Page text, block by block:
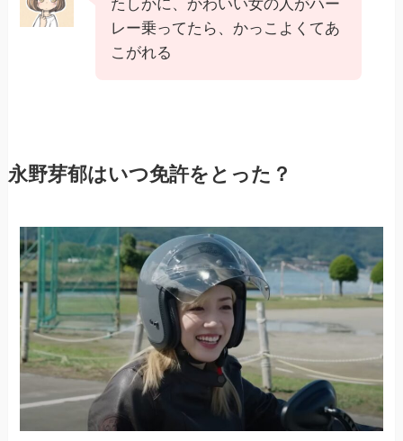
たしかに、かわいい女の人がハー
レー乗ってたら、かっこよくてあ
こがれる
永野芽郁はいつ免許をとった？